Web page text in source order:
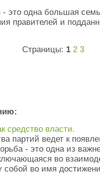
это одна большая
правителей и
Страницы: 1 2 3
средство власти.
партий ведет к
- это одна из
во
собой во имя